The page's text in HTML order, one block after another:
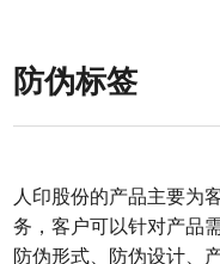
防伪标签
人印股份的产品主要为
务，客户可以针对产品
防伪形式、防伪设计、